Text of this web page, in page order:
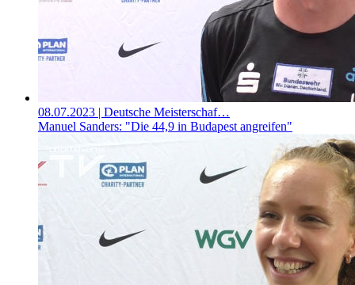
08.07.2023 | Deutsche Meisterschaf…
Manuel Sanders: "Die 44,9 in Budapest angreifen"